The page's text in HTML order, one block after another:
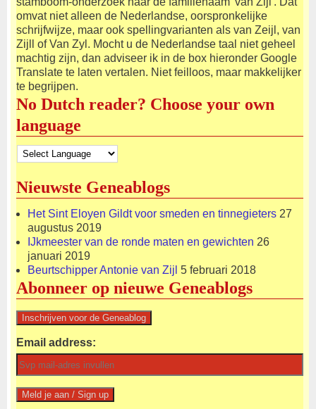
omvat niet alleen de Nederlandse, oorspronkelijke
schrijfwijze, maar ook spellingvarianten als van Zeijl, van
Zijll of Van Zyl. Mocht u de Nederlandse taal niet geheel
machtig zijn, dan adviseer ik in de box hieronder Google
Translate te laten vertalen. Niet feilloos, maar makkelijker
te begrijpen.
No Dutch reader? Choose your own
language
Nieuwste Geneablogs
Het Sint Eloyen Gildt voor smeden en tinnegieters 27
augustus 2019
IJkmeester van de ronde maten en gewichten 26
januari 2019
Beurtschipper Antonie van Zijl 5 februari 2018
Abonneer op nieuwe Geneablogs
Email address: